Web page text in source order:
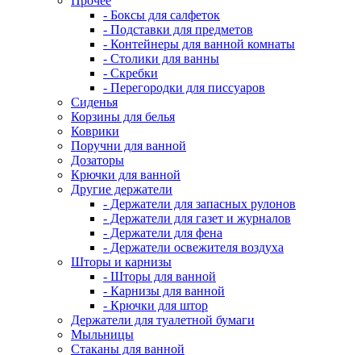
- Боксы для салфеток
- Подставки для предметов
- Контейнеры для ванной комнаты
- Столики для ванны
- Скребки
- Перегородки для писсуаров
Сиденья
Корзины для белья
Коврики
Поручни для ванной
Дозаторы
Крючки для ванной
Другие держатели
- Держатели для запасных рулонов
- Держатели для газет и журналов
- Держатели для фена
- Держатели освежителя воздуха
Шторы и карнизы
- Шторы для ванной
- Карнизы для ванной
- Крючки для штор
Держатели для туалетной бумаги
Мыльницы
Стаканы для ванной